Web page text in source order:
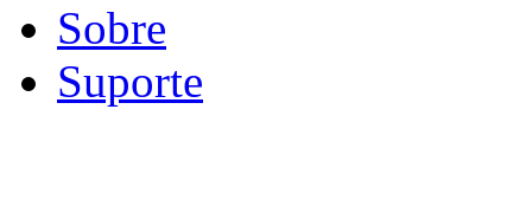
Sobre
Suporte